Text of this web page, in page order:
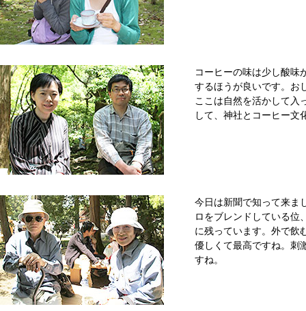
コーヒーの味は少し酸味
するほうが良いです。お
ここは自然を活かして入
して、神社とコーヒー文
今日は新聞で知って来ま
ロをブレンドしている位
に残っています。外で飲
優しくて最高ですね。刺
すね。